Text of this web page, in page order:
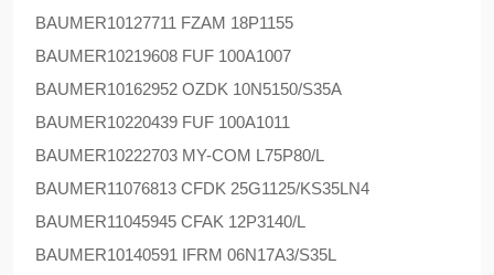
BAUMER10127711 FZAM 18P1155
BAUMER10219608 FUF 100A1007
BAUMER10162952 OZDK 10N5150/S35A
BAUMER10220439 FUF 100A1011
BAUMER10222703 MY-COM L75P80/L
BAUMER11076813 CFDK 25G1125/KS35LN4
BAUMER11045945 CFAK 12P3140/L
BAUMER10140591 IFRM 06N17A3/S35L